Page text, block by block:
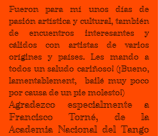
Fueron para mí unos días de
pasión artística y cultural, también
de encuentros interesantes y
cálidos con artistas de varios
orígines y países. Les mando a
todos un saludo cariñoso! (¡Bueno,
lamentablement,  bailé muy poco
por causa de un pie molesto!)
Agradezco especialmente a
Francisco Torné, de la
Academia Nacional del Tango